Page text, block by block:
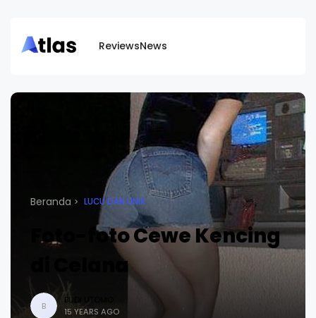
ReviewsNews
Beranda LUCU DAN UNIK
Foto-foto Cewe Kencing
di Celana
B
BUDI UTOMO
15 YEARS AGO